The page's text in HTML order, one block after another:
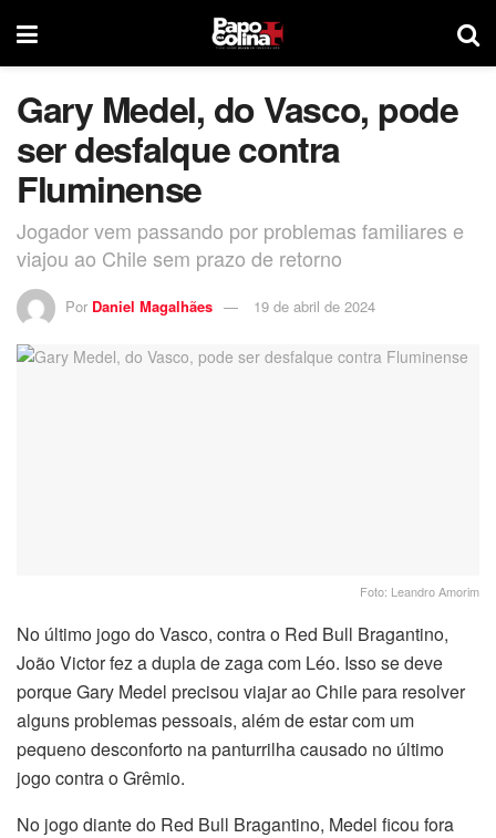
Gary Medel, do Vasco, pode
ser desfalque contra
Fluminense
Jogador vem passando por problemas familiares e
viajou ao Chile sem prazo de retorno
Por Daniel Magalhães 19 de abril de 2024
Foto: Leandro Amorim
No último jogo do Vasco, contra o Red Bull Bragantino,
João Victor fez a dupla de zaga com Léo. Isso se deve
porque Gary Medel precisou viajar ao Chile para resolver
alguns problemas pessoais, além de estar com um
pequeno desconforto na panturrilha causado no último
jogo contra o Grêmio.
No jogo diante do Red Bull Bragantino, Medel ficou fora